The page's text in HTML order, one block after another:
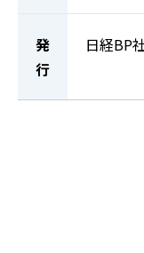
発
行
日経BP